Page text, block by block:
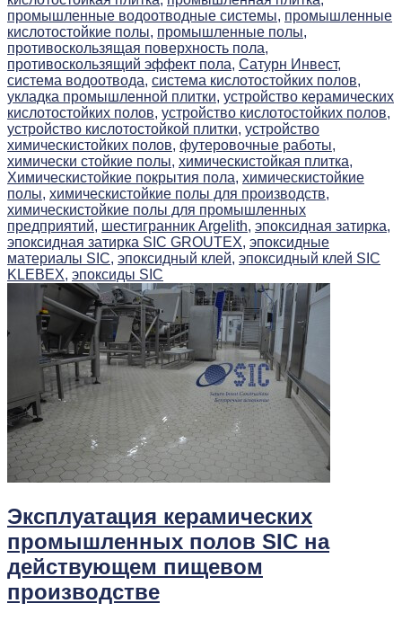
промышленные водоотводные системы, промышленные
кислотостойкие полы, промышленные полы,
противоскользящая поверхность пола,
противоскользящий эффект пола, Сатурн Инвест,
система водоотвода, система кислотостойких полов,
укладка промышленной плитки, устройство керамических
кислотостойких полов, устройство кислотостойких полов,
устройство кислотостойкой плитки, устройство
химическистойких полов, футеровочные работы,
химически стойкие полы, химическистойкая плитка,
Химическистойкие покрытия пола, химическистойкие
полы, химическистойкие полы для производств,
химическистойкие полы для промышленных
предприятий, шестигранник Argelith, эпоксидная затирка,
эпоксидная затирка SIC GROUTEX, эпоксидные
материалы SIC, эпоксидный клей, эпоксидный клей SIC
KLEBEX, эпоксиды SIC
Эксплуатация керамических
промышленных полов SIC на
действующем пищевом
производстве